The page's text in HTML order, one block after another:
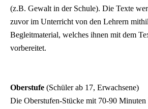
(z.B. Gewalt in der Schule). Die Texte
zuvor im Unterricht von den Lehrern
Begleitmaterial, welches ihnen mit dem
vorbereitet.
Oberstufe (Schüler ab 17, Erwachsene)
Die Oberstufen-Stücke mit 70-90 Minuten